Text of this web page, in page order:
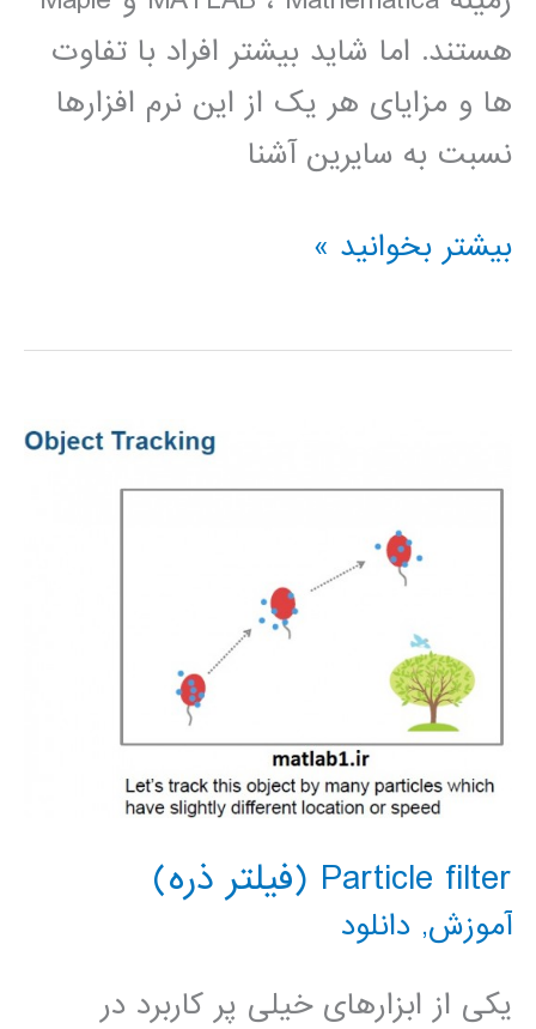
هستند. اما شاید بیشتر افراد با تفاوت
ها و مزایای هر یک از این نرم افزارها
نسبت به سایرین آشنا
دانلود
آشنایی
افزار
ریاضی
بیشتر بخوانید »
Particle filter (فیلتر ذره)
آموزش, دانلود
یکی از ابزارهای خیلی پر کاربرد در